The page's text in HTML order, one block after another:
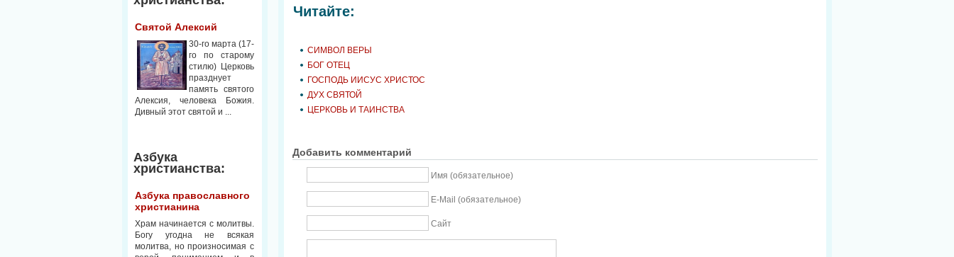
Святой Алексий
30-го марта (17-
го по старому
стилю) Церковь
празднует
память святого
Алексия, человека Божия.
Дивный этот святой и ...
Азбука
христианства:
Азбука православного
христианина
Храм начинается с молитвы.
Богу угодна не всякая
молитва, но произносимая с
Читайте:
СИМВОЛ ВЕРЫ
БОГ ОТЕЦ
ГОСПОДЬ ИИСУС ХРИСТОС
ДУХ СВЯТОЙ
ЦЕРКОВЬ И ТАИНСТВА
Добавить комментарий
Имя (обязательное)
E-Mail (обязательное)
Сайт